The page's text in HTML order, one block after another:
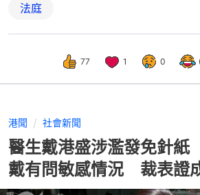
法庭
77 1 0
港聞 社會新聞
醫生戴港盛涉濫發免針
戴有問敏感情況 裁表證